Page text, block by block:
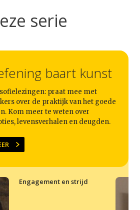
Home
Agenda
Video
Podcast
Contact
serie
baart kunst
praat mee met
over de praktijk van het goede
Kom meer te weten over
levensverhalen en deugden.
Engagement en strijd